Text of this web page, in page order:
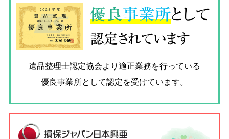
優良事業所として
認定されています
遺品整理士認定協会より適正業務を行っている
優良事業所として認定を受けています。